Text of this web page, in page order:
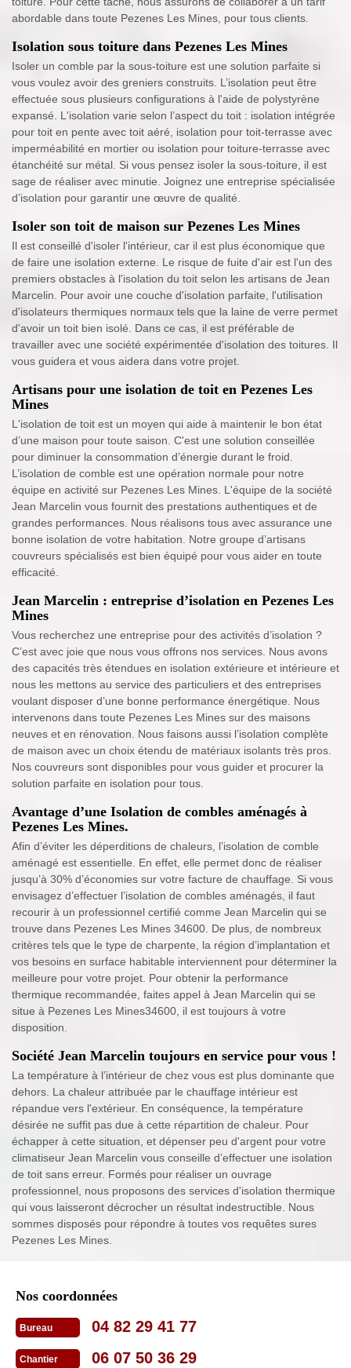
abordable dans toute Pezenes Les Mines, pour tous clients.
Isolation sous toiture dans Pezenes Les Mines
Isoler un comble par la sous-toiture est une solution parfaite si
vous voulez avoir des greniers construits. L’isolation peut être
effectuée sous plusieurs configurations à l'aide de polystyrène
expansé. L'isolation varie selon l’aspect du toit : isolation intégrée
pour toit en pente avec toit aéré, isolation pour toit-terrasse avec
imperméabilité en mortier ou isolation pour toiture-terrasse avec
étanchéité sur métal. Si vous pensez isoler la sous-toiture, il est
sage de réaliser avec minutie. Joignez une entreprise spécialisée
d’isolation pour garantir une œuvre de qualité.
Isoler son toit de maison sur Pezenes Les Mines
Il est conseillé d'isoler l'intérieur, car il est plus économique que
de faire une isolation externe. Le risque de fuite d'air est l'un des
premiers obstacles à l'isolation du toit selon les artisans de Jean
Marcelin. Pour avoir une couche d'isolation parfaite, l'utilisation
d'isolateurs thermiques normaux tels que la laine de verre permet
d'avoir un toit bien isolé. Dans ce cas, il est préférable de
travailler avec une société expérimentée d'isolation des toitures. Il
vous guidera et vous aidera dans votre projet.
Artisans pour une isolation de toit en Pezenes Les
Mines
L'isolation de toit est un moyen qui aide à maintenir le bon état
d’une maison pour toute saison. C'est une solution conseillée
pour diminuer la consommation d’énergie durant le froid.
L’isolation de comble est une opération normale pour notre
équipe en activité sur Pezenes Les Mines. L'équipe de la société
Jean Marcelin vous fournit des prestations authentiques et de
grandes performances. Nous réalisons tous avec assurance une
bonne isolation de votre habitation. Notre groupe d’artisans
couvreurs spécialisés est bien équipé pour vous aider en toute
efficacité.
Jean Marcelin : entreprise d’isolation en Pezenes Les
Mines
Vous recherchez une entreprise pour des activités d’isolation ?
C’est avec joie que nous vous offrons nos services. Nous avons
des capacités très étendues en isolation extérieure et intérieure et
nous les mettons au service des particuliers et des entreprises
voulant disposer d’une bonne performance énergétique. Nous
intervenons dans toute Pezenes Les Mines sur des maisons
neuves et en rénovation. Nous faisons aussi l’isolation complète
de maison avec un choix étendu de matériaux isolants très pros.
Nos couvreurs sont disponibles pour vous guider et procurer la
solution parfaite en isolation pour tous.
Avantage d’une Isolation de combles aménagés à
Pezenes Les Mines.
Afin d’éviter les déperditions de chaleurs, l’isolation de comble
aménagé est essentielle. En effet, elle permet donc de réaliser
jusqu’à 30% d’économies sur votre facture de chauffage. Si vous
envisagez d’effectuer l’isolation de combles aménagés, il faut
recourir à un professionnel certifié comme Jean Marcelin qui se
trouve dans Pezenes Les Mines 34600. De plus, de nombreux
critères tels que le type de charpente, la région d’implantation et
vos besoins en surface habitable interviennent pour déterminer la
meilleure pour votre projet. Pour obtenir la performance
thermique recommandée, faites appel à Jean Marcelin qui se
situe à Pezenes Les Mines34600, il est toujours à votre
disposition.
Société Jean Marcelin toujours en service pour vous !
La température à l’intérieur de chez vous est plus dominante que
dehors. La chaleur attribuée par le chauffage intérieur est
répandue vers l'extérieur. En conséquence, la température
désirée ne suffit pas due à cette répartition de chaleur. Pour
échapper à cette situation, et dépenser peu d'argent pour votre
climatiseur Jean Marcelin vous conseille d’effectuer une isolation
de toit sans erreur. Formés pour réaliser un ouvrage
professionnel, nous proposons des services d'isolation thermique
qui vous laisseront décrocher un résultat indestructible. Nous
sommes disposés pour répondre à toutes vos requêtes sures
Pezenes Les Mines.
Nos coordonnées
Bureau 04 82 29 41 77
Chantier 06 07 50 36 29